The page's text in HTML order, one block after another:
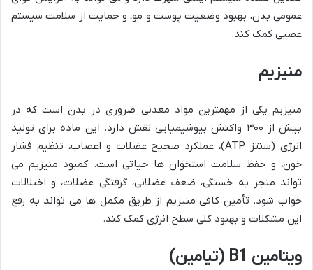
عمومی بدن، بهبود وضعیت پوست و مو، و حمایت از سلامت سیستم
عصبی کمک کند.
منیزیم
منیزیم یکی از مهمترین مواد معدنی ضروری در بدن است که در
بیش از ۳۰۰ واکنش بیوشیمیایی نقش دارد. این ماده برای تولید
انرژی (سنتز ATP)، عملکرد صحیح عضلات و اعصاب، تنظیم فشار
خون، و حفظ سلامت استخوان ها حیاتی است. کمبود منیزیم می
تواند منجر به خستگی، ضعف عضلانی، گرفتگی عضلات، و اختلالات
خواب شود. تأمین کافی منیزیم از طریق مکمل ها می تواند به رفع
این مشکلات و بهبود کلی سطح انرژی کمک کند.
ویتامین B1 (تیامین)